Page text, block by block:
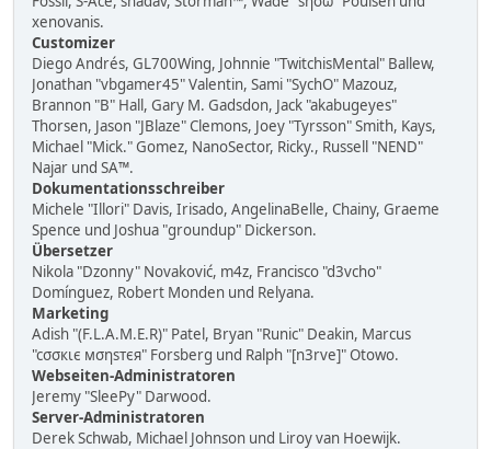
xenovanis.
Customizer
Diego Andrés, GL700Wing, Johnnie "TwitchisMental" Ballew,
Jonathan "vbgamer45" Valentin, Sami "SychO" Mazouz,
Brannon "B" Hall, Gary M. Gadsdon, Jack "akabugeyes"
Thorsen, Jason "JBlaze" Clemons, Joey "Tyrsson" Smith, Kays,
Michael "Mick." Gomez, NanoSector, Ricky., Russell "NEND"
Najar und SA™.
Dokumentationsschreiber
Michele "Illori" Davis, Irisado, AngelinaBelle, Chainy, Graeme
Spence und Joshua "groundup" Dickerson.
Übersetzer
Nikola "Dzonny" Novaković, m4z, Francisco "d3vcho"
Domínguez, Robert Monden und Relyana.
Marketing
Adish "(F.L.A.M.E.R)" Patel, Bryan "Runic" Deakin, Marcus
"cσσкιє мσηѕтєя" Forsberg und Ralph "[n3rve]" Otowo.
Webseiten-Administratoren
Jeremy "SleePy" Darwood.
Server-Administratoren
Derek Schwab, Michael Johnson und Liroy van Hoewijk.